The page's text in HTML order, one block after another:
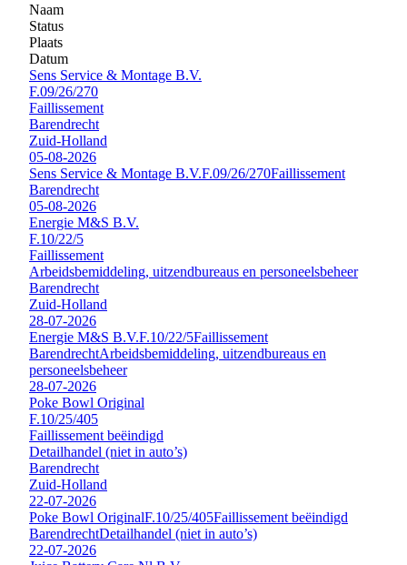
Naam
Status
Plaats
Datum
Sens Service & Montage B.V.
F.09/26/270
Faillissement
Barendrecht
Zuid-Holland
05-08-2026
Sens Service & Montage B.V.F.09/26/270Faillissement
Barendrecht
05-08-2026
Energie M&S B.V.
F.10/22/5
Faillissement
Arbeidsbemiddeling, uitzendbureaus en personeelsbeheer
Barendrecht
Zuid-Holland
28-07-2026
Energie M&S B.V.F.10/22/5Faillissement
BarendrechtArbeidsbemiddeling, uitzendbureaus en
personeelsbeheer
28-07-2026
Poke Bowl Original
F.10/25/405
Faillissement beëindigd
Detailhandel (niet in auto’s)
Barendrecht
Zuid-Holland
22-07-2026
Poke Bowl OriginalF.10/25/405Faillissement beëindigd
BarendrechtDetailhandel (niet in auto’s)
22-07-2026